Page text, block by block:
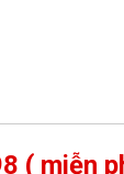
( miễn